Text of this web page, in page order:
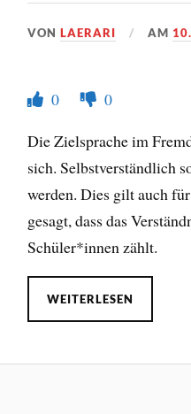
VONLAERARI AM
0
0
Die Zielsprache im
sich. Selbstverständlich
werden. Dies gilt auch
gesagt, dass das
Schüler*innen zählt.
WEITERLESEN